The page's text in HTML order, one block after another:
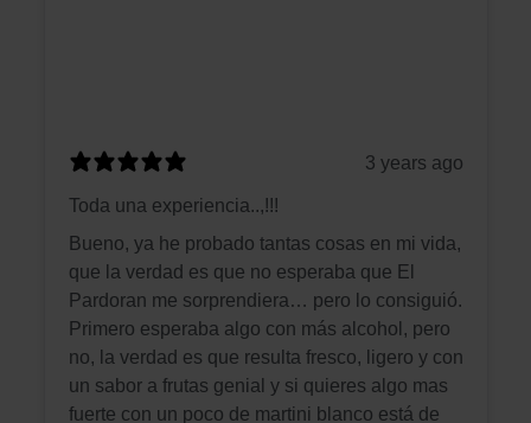
3 years ago
Toda una experiencia..,!!!
Bueno, ya he probado tantas cosas en mi vida,
que la verdad es que no esperaba que El
Pardoran me sorprendiera… pero lo consiguió.
Primero esperaba algo con más alcohol, pero
no, la verdad es que resulta fresco, ligero y con
un sabor a frutas genial y si quieres algo mas
fuerte con un poco de martini blanco está de